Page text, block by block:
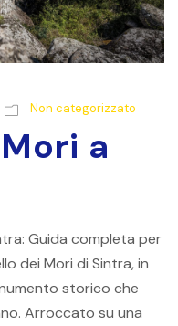
Non categorizzato
a
Guida completa per
dei Mori di Sintra, in
storico che
Arroccato su una